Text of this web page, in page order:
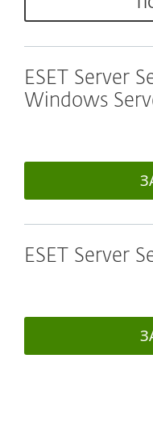
ESET Server
Windows
ESET Server